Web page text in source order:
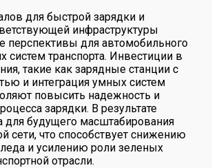
для быстрой зарядки и
инфраструктуры
для автомобильного
систем транспорта. Инвестиции в
такие как зарядные станции с
и интеграция умных систем
повысить надежность и
зарядки. В результате
для будущего масштабирования
сети, что способствует снижению
и усилению роли зеленых
отрасли.